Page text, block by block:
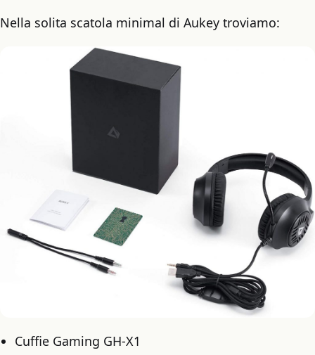
Nella solita scatola minimal di Aukey troviamo:
Cuffie Gaming GH-X1